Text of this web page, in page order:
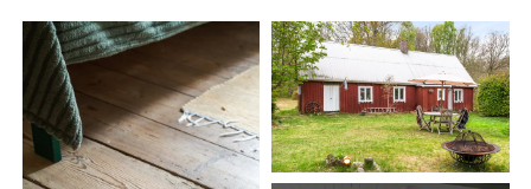
i den svenska historien och kryddad med inslag från
fantasyns värld.
På den stora tomten finns flera byggnader utöver
bostadshuset, bla en lada med stampat jordgolv som idag
används som festlokal, en jordkällare och ett utedass.